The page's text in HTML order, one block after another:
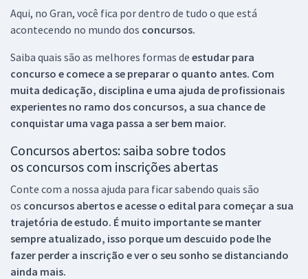
Aqui, no Gran, você fica por dentro de tudo o que está
acontecendo no mundo dos concursos.
Saiba quais são as melhores formas de estudar para
concurso e comece a se preparar o quanto antes. Com
muita dedicação, disciplina e uma ajuda de profissionais
experientes no ramo dos concursos, a sua chance de
conquistar uma vaga passa a ser bem maior.
Concursos abertos: saiba sobre todos
os concursos com inscrições abertas
Conte com a nossa ajuda para ficar sabendo quais são
os concursos abertos e acesse o edital para começar a sua
trajetória de estudo. É muito importante se manter
sempre atualizado, isso porque um descuido pode lhe
fazer perder a inscrição e ver o seu sonho se distanciando
ainda mais.